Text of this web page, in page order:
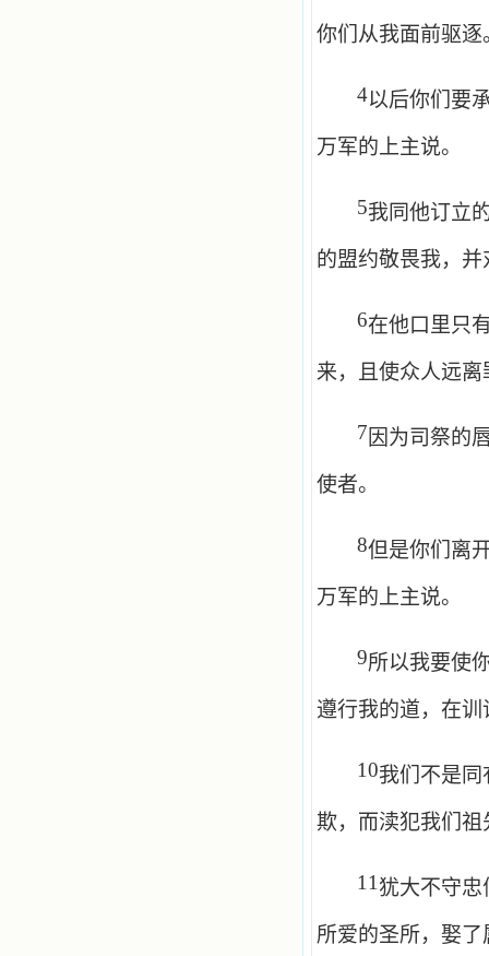
你们从我面前驱
4以后你们要
万军的上主说。
5我同他订立
的盟约敬畏我，
6在他口里只
来，且使众人远离
7 因为司祭的
使者。
8但是你们离
万军的上主说。
9所以我要使
遵行我的道，在
10我们不是
欺，而渎犯我们
11 犹大不守
所爱的圣所，娶